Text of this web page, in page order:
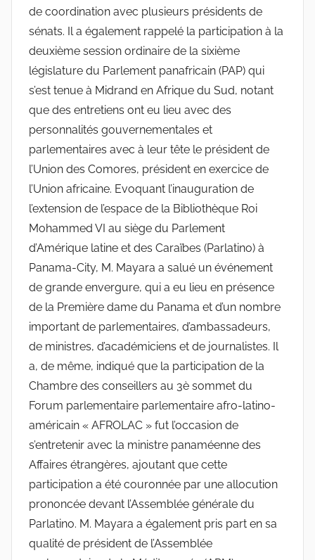
de coordination avec plusieurs présidents de
sénats. Il a également rappelé la participation à la
deuxième session ordinaire de la sixième
législature du Parlement panafricain (PAP) qui
s’est tenue à Midrand en Afrique du Sud, notant
que des entretiens ont eu lieu avec des
personnalités gouvernementales et
parlementaires avec à leur tête le président de
l’Union des Comores, président en exercice de
l’Union africaine. Evoquant l’inauguration de
l’extension de l’espace de la Bibliothèque Roi
Mohammed VI au siège du Parlement
d’Amérique latine et des Caraïbes (Parlatino) à
Panama-City, M. Mayara a salué un événement
de grande envergure, qui a eu lieu en présence
de la Première dame du Panama et d’un nombre
important de parlementaires, d’ambassadeurs,
de ministres, d’académiciens et de journalistes. Il
a, de même, indiqué que la participation de la
Chambre des conseillers au 3è sommet du
Forum parlementaire parlementaire afro-latino-
américain « AFROLAC » fut l’occasion de
s’entretenir avec la ministre panaméenne des
Affaires étrangères, ajoutant que cette
participation a été couronnée par une allocution
prononcée devant l’Assemblée générale du
Parlatino. M. Mayara a également pris part en sa
qualité de président de l’Assemblée